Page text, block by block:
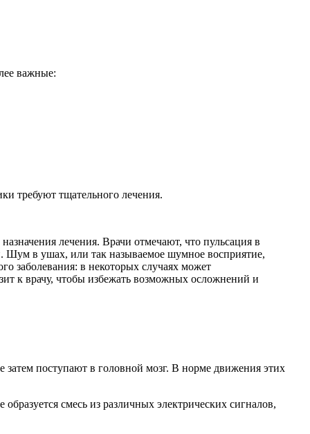
важные:
требуют тщательного лечения.
лечения. Врачи отмечают, что пульсация в
Шум в ушах, или так называемое шумное восприятие,
заболевания: в некоторых случаях может
к врачу, чтобы избежать возможных осложнений и
затем поступают в головной мозг. В норме движения этих
смесь из различных электрических сигналов,